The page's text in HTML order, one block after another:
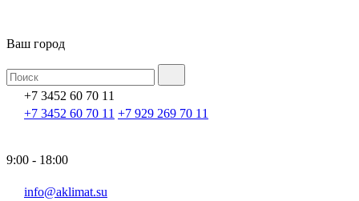
Ваш город
+7 3452 60 70 11
+7 3452 60 70 11 +7 929 269 70 11
9:00 - 18:00
info@aklimat.su